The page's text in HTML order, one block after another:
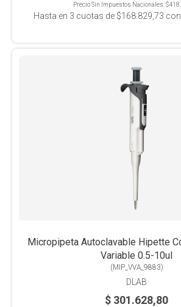
Precio Sin Impuestos Nacionales:
Hasta en 3 cuotas de $168.829,73
Micropipeta Autoclavable Hipette
Variable 0.5-10ul
(MIP_VVA_9883)
DLAB
$ 301.628,80